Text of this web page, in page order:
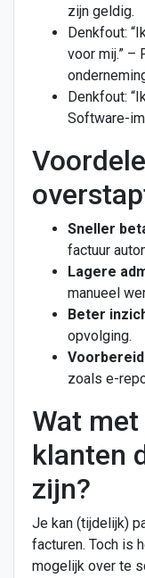
zijn geldig.
Denkfout:
voor mij.” –
Denkfout:
Software-
Sneller
factuur
Lagere
manueel
Beter
opvolging.
zoals e-
Wat
klanten
zijn?
Je kan (tijdelijk)
facturen. Toch is
mogelijk over te